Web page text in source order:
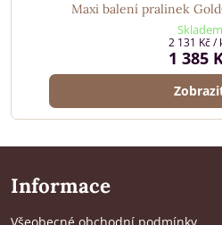
Maxi balení pralinek
Skladem
1 385
2 131 Kč/
Informace
Všeobecné obchodní podmínky